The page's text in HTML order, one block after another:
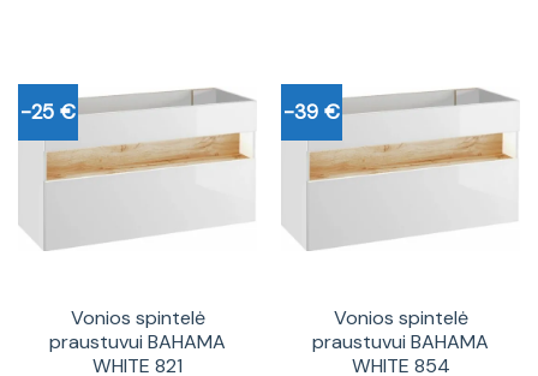
-25 €
Vonios spintelė
praustuvui BAHAMA
WHITE 821
-39 €
Vonios spintelė
praustuvui BAHAMA
WHITE 854